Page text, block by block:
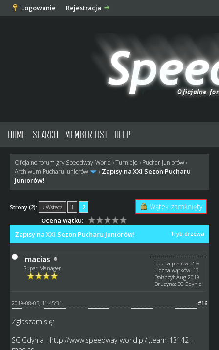
Logowanie Rejestracja
HOME SEARCH MEMBER LIST HELP
Oficjalne forum gry Speedway-World ›Turnieje › Puchar Juniorów›
Archiwum Pucharu Juniorów
› Zapisy na XXI Sezon Pucharu
Juniorów!
Strony (2): « Wstecz 1 2 Wątek zamknięty
Ocena wątku:
Tryb drzewa
Zapisy na XXI Sezon Pucharu Juniorów!
macias
Super Manager
Liczba postów: 258
Liczba wątków: 13
Dołączył: Aug 2019
Drużyna: SC Gdynia
#16
2019-08-05, 11:45:31
Zgłaszam się:
SC Gdynia - http://www.speedway-world.pl/i,team-13142 -